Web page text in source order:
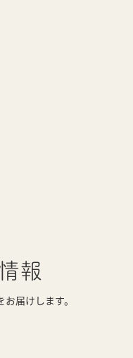
報
届けします。